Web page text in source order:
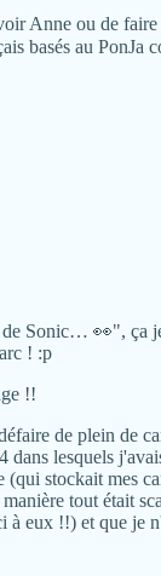
Anne ou de
basés au PonJa
de Sonic… 👀", ça
! :p
!!
de plein de
dans lesquels
stockait mes
tout était
à eux !!) et que je